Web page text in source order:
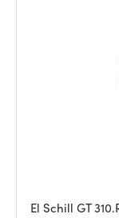
El Schill GT